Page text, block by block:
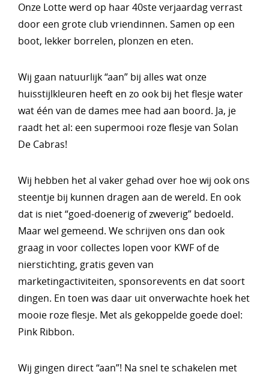
Onze Lotte werd op haar 40ste verjaardag verrast
door een grote club vriendinnen. Samen op een
boot, lekker borrelen, plonzen en eten.
Wij gaan natuurlijk “aan” bij alles wat onze
huisstijlkleuren heeft en zo ook bij het flesje water
wat één van de dames mee had aan boord. Ja, je
raadt het al: een supermooi roze flesje van Solan
De Cabras!
Wij hebben het al vaker gehad over hoe wij ook ons
steentje bij kunnen dragen aan de wereld. En ook
dat is niet “goed-doenerig of zweverig” bedoeld.
Maar wel gemeend. We schrijven ons dan ook
graag in voor collectes lopen voor KWF of de
nierstichting, gratis geven van
marketingactiviteiten, sponsorevents en dat soort
dingen. En toen was daar uit onverwachte hoek het
mooie roze flesje. Met als gekoppelde goede doel:
Pink Ribbon.
Wij gingen direct “aan”! Na snel te schakelen met